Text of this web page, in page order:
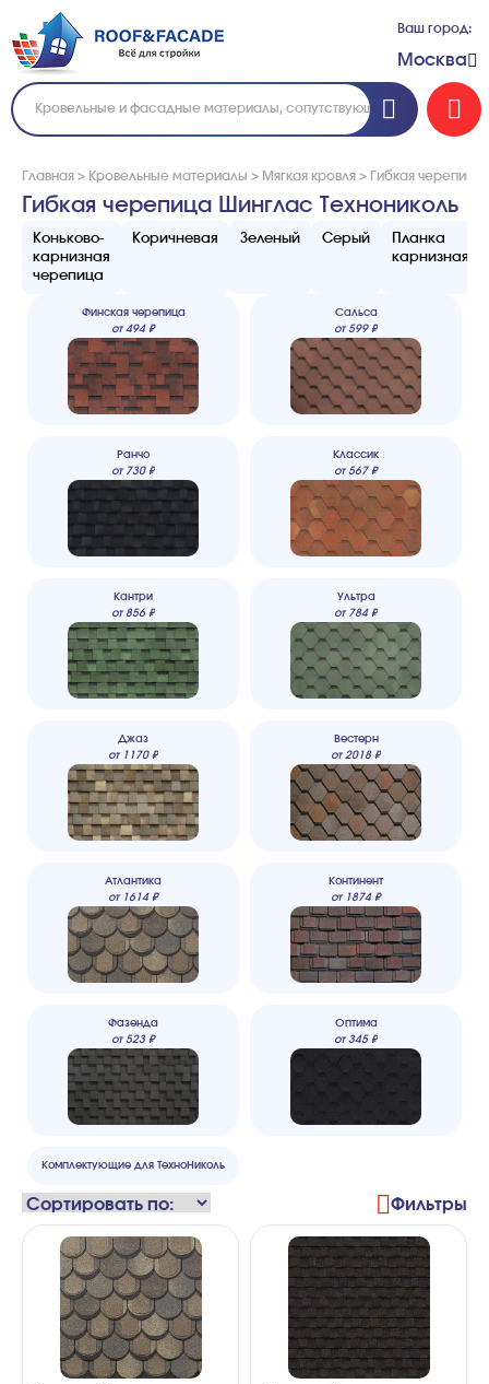
Ваш город:
Москва
Главная > Кровельные материалы > Мягкая кровля > Гибкая черепица
Гибкая черепица Шинглас Технониколь
Коньково-
карнизная
черепица
Коричневая Зеленый Серый
Планка
карнизная
Финская черепица
от494₽
Сальса
от599₽
Ранчо
от 730₽
Классик
от567₽
Кантри
от 856 ₽
Ультра
от 784₽
Джаз
от 1170₽
Вестерн
от2018₽
Атлантика
от 1614₽
Континент
от 1874₽
Фазенда
от523 ₽
Оптима
от345₽
Комплектующие для ТехноНиколь
Фильтры